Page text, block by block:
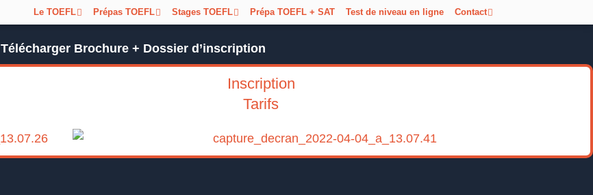
Le TOEFL Prépas TOEFL Stages TOEFL Prépa TOEFL + SAT Test de niveau en ligne Contact
Télécharger Brochure + Dossier d’inscription
Inscription
Tarifs